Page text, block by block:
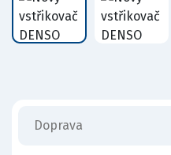
Doprava